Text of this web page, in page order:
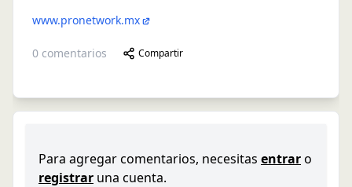
www.pronetwork.mx
0 comentarios Compartir
Para agregar comentarios, necesitas entraro
registrar una cuenta.